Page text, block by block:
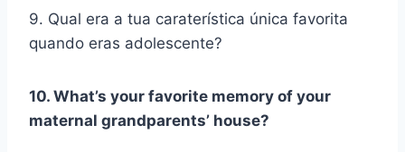
9. Qual era a tua caraterística única favorita
quando eras adolescente?
10. What’s your favorite memory of your
maternal grandparents’ house?